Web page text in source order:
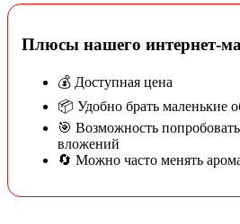
Плюсы нашего интернет-
💰 Доступная цена
📦 Удобно брать маленькие
🎯 Возможность
вложений
🔄 Можно часто менять